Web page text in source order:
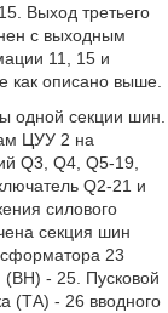
Выход третьего
с выходным
11, 15 и
как описано выше.
одной секции шин.
ЦУУ 2 на
Q3, Q4, Q5-19,
Q2-21 и
силового
секция шин
23
(ВН) - 25. Пусковой
(ТА) - 26 вводного